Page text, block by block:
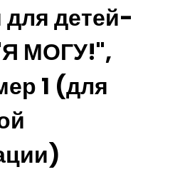
для детей-
МОГУ!",
1 (для